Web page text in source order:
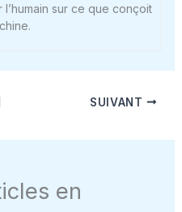
sur ce que conçoit
SUIVANT
en